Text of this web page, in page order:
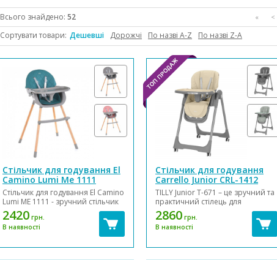
Всього знайдено: 52 « <
Сортувати товари: Дешевші Дорожчі По назві А-Z По назві Z-А
Стільчик для годування El
Camino Lumi Me 1111
Стільчик для годування El Camino
Lumi ME 1111 - зручний стільчик
для дітей старшого віку.
Виготовлений із високоякісних
матеріалів. Безпечний та
моменту, коли дитина може
2420 грн.
В наявності
Стільчик для годування
Carrello Junior CRL-1412
(TILLY Junior T-671)
TILLY Junior T-671 – це зручний та
практичний стілець для
годування, який забезпечує
комфорт та безпеку під час
прийому їжі. Стильний дизайн
гармонійно впишеться в будь-
який інтер’єр, а міцна
2860 грн.
В наявності